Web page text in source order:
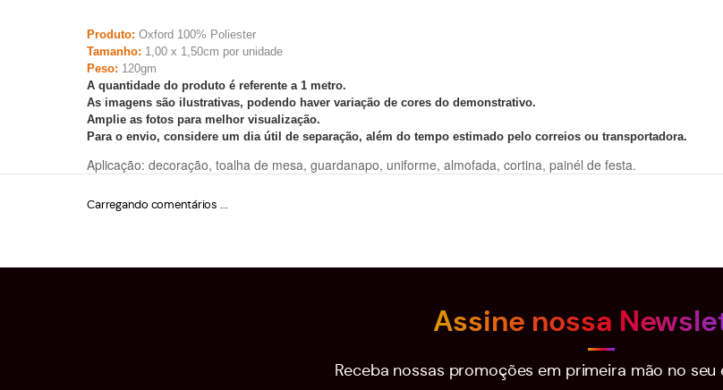
Produto: Oxford 100% Poliester
Tamanho: 1,00 x 1,50cm por unidade
Peso: 120gm
A quantidade do produto é referente a 1 metro.
As imagens são ilustrativas, podendo haver variação de cores do demonstrativo.
Amplie as fotos para melhor visualização.
Para o envio, considere um dia útil de separação, além do tempo estimado pelo correios ou transportadora.
Aplicação: decoração, toalha de mesa, guardanapo, uniforme, almofada, cortina, painél de festa.
Carregando comentários ...
Assine nossa
Receba nossas promoções em primeira mão no